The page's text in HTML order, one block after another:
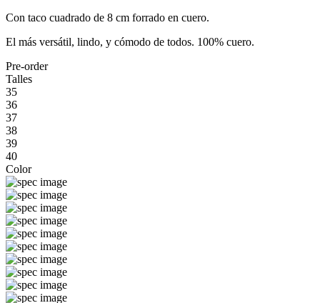
Con taco cuadrado de 8 cm forrado en cuero.
El más versátil, lindo, y cómodo de todos. 100% cuero.
Pre-order
Talles
35
36
37
38
39
40
Color